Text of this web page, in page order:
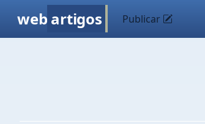
web artigos Publicar